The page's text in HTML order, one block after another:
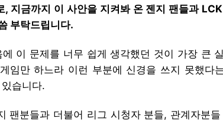
, 지금까지 이 사안을 지켜봐 온 젠지 팬들과
부탁드립니다.
이 문제를 너무 쉽게 생각했던 것이 가장 큰
임만 하느라 이런 부분에 신경을 쓰지 못했다
습니다.
팬분들과 더불어 리그 시청자 분들, 관계자분